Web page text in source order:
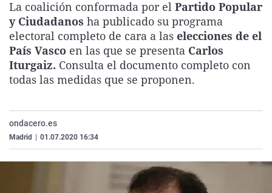
La rosa de los vientos
Gente viajera
Como el perro y el
Caso
Retornados
Equipo de
Operación Viuda
Extremadura
Galicia
La Rioja
Navarra
Virales
Televisión
Elecciones
La coalición conformada por el Partido Popular
y Ciudadanos ha publicado su programa
electoral completo de cara a las elecciones de el
País Vasco en las que se presenta Carlos
Iturgaiz. Consulta el documento completo con
todas las medidas que se proponen.
ondacero.es
Madrid 01.07.2020 16:34